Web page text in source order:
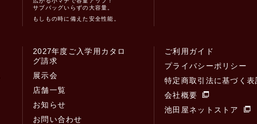
サブバッグいらずの大容量。
もしもの時に備えた安全性能。
2027年度ご入学用カタロ
グ請求
展示会
店舗一覧
お知らせ
お問い合わせ
ご利用ガイド
プライバシーポリシー
特定商取引法に基づく表
会社概要
池田屋ネットストア